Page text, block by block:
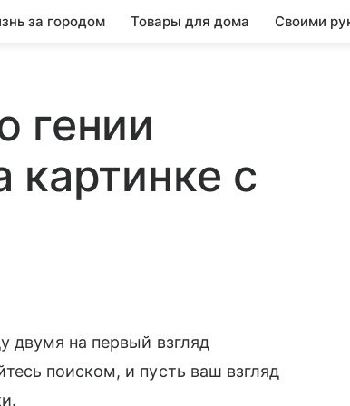
за городом Товары для дома Своими
гении
картинке с
двумя на первый взгляд
поиском, и пусть ваш взгляд